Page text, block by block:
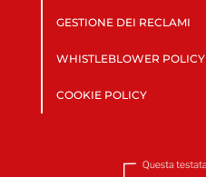
GESTIONE DEI RECLAMI
WHISTLEBLOWER POLICY
COOKIE POLICY